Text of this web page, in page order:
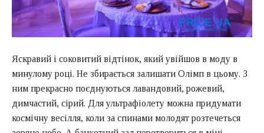
Яскравий і соковитий відтінок, який увійшов в моду в
минулому році. Не збирається залишати Олімп в цьому. З
ним прекрасно поєднуються лавандовий, рожевий,
димчастий, сірий. Для ультрафіолету можна придумати
космічну весілля, коли за спинами молодят розтечеться